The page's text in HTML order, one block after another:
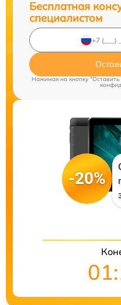
Бесплатная
специалистом
Нажимая на кнопку "Оставить
-20%